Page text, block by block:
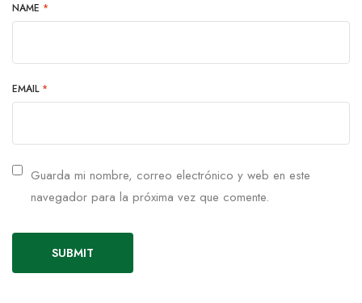
NAME *
EMAIL *
Guarda mi nombre, correo electrónico y web en este
navegador para la próxima vez que comente.